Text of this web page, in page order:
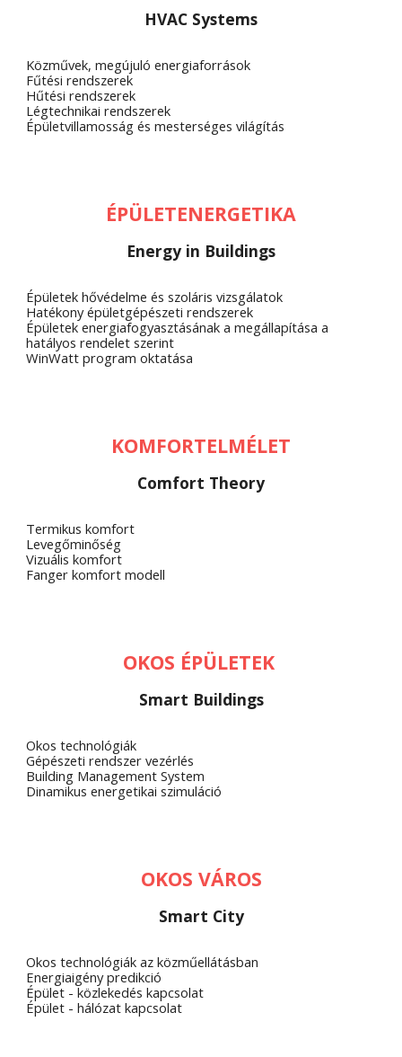
HVAC Systems
Közművek, megújuló energiaforrások
Fűtési rendszerek
Hűtési rendszerek
Légtechnikai rendszerek
Épületvillamosság és mesterséges világítás
ÉPÜLETENERGETIKA
Energy in Buildings
Épületek hővédelme és szoláris vizsgálatok
Hatékony épületgépészeti rendszerek
Épületek energiafogyasztásának a megállapítása a
hatályos rendelet szerint
WinWatt program oktatása
KOMFORTELMÉLET
Comfort Theory
Termikus komfort
Levegőminőség
Vizuális komfort
Fanger komfort modell
OKOS ÉPÜLETEK
Smart Buildings
Okos technológiák
Gépészeti rendszer vezérlés
Building Management System
Dinamikus energetikai szimuláció
OKOS VÁROS
Smart City
Okos technológiák az közműellátásban
Energiaigény predikció
Épület - közlekedés kapcsolat
Épület - hálózat kapcsolat